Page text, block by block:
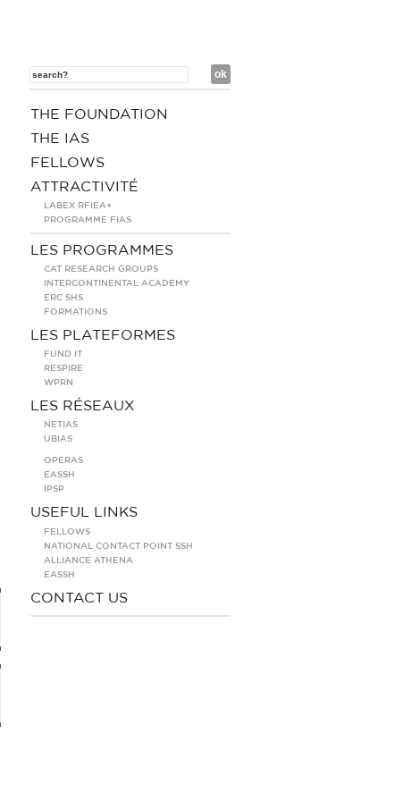
THE FOUNDATION
THE IAS
FELLOWS
ATTRACTIVITÉ
LABEX RFIEA+
PROGRAMME FIAS
LES PROGRAMMES
CAT RESEARCH GROUPS
INTERCONTINENTAL ACADEMY
ERC SHS
FORMATIONS
LES PLATEFORMES
FUND IT
RESPIRE
WPRN
LES RÉSEAUX
NETIAS
UBIAS
OPERAS
EASSH
IPSP
USEFUL LINKS
FELLOWS
NATIONAL CONTACT POINT SSH
ALLIANCE ATHENA
EASSH
CONTACT US